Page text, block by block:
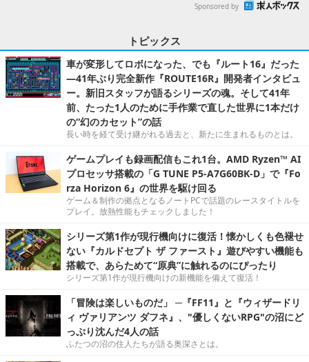
Sponsored by
トピックス
車が変形してロボになった、でも『ルート16』だった
―41年ぶり完全新作『ROUTE16R』開発者インタビュ
ー。新旧スタッフが語るシリーズの魂。そして41年
前、たった1人のために手作業で直した世界に1本だけ
の“幻のカセット”の話
長い時を経て受け継がれる過去と、新たに生まれるものとは。
ゲームプレイも録画配信もこれ1台。AMD Ryzen™ AI
プロセッサ搭載の「G TUNE P5-A7G60BK-D」で『Fo
rza Horizon 6』の世界を駆け回る
ゲーム＆制作の拠点となるノートPCで話題のレースタイトルを
プレイ。放熱性能もチェックしました！
シリーズ第1作が現行機向けに復活！懐かしくも色褪せ
ない『カルドセプト ザ ファースト』遊びやすい機能も
搭載で、あらためて“原典”に触れるのにぴったり
シリーズ第1作が現行機向けの新機能を備えて復活！
「冒険は楽しいものだ」 ─『FF11』と『ウィザードリ
ィ ヴァリアンツ ダフネ』、"優しくないRPG"の沼にど
っぷり沈んだ4人の話
ふたつの沼の住人たちが語る奥深さとは。